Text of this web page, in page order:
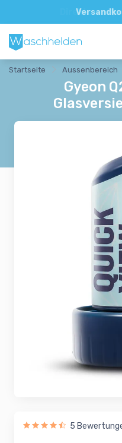
Direkte und
Startseite Aussenbereich
Gyeon
5